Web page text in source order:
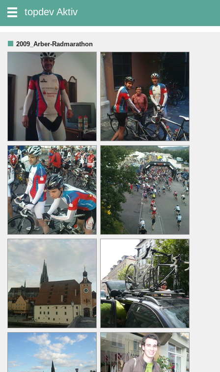
Suche: topdev Aktiv
2009_Arber-Radmarathon